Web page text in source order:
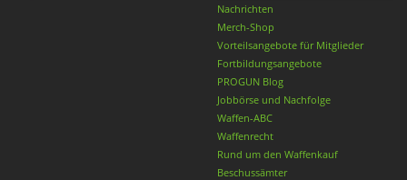
Nachrichten
Merch-Shop
Vorteilsangebote für Mitglieder
Fortbildungsangebote
PROGUN Blog
Jobbörse und Nachfolge
Waffen-ABC
Waffenrecht
Rund um den Waffenkauf
Beschussämter